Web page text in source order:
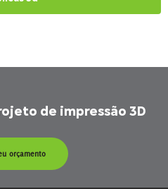
de impressão 3D
orçamento